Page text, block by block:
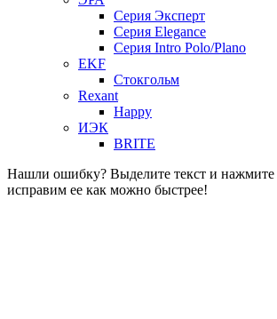
Серия Эксперт
Серия Elegance
Серия Intro Polo/Plano
EKF
Стокгольм
Rexant
Happy
ИЭК
BRITE
Нашли ошибку? Выделите текст и
исправим ее как можно быстрее!